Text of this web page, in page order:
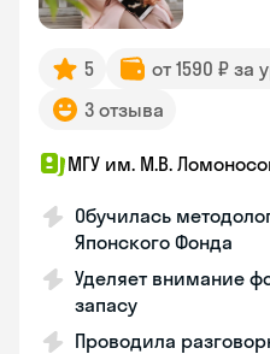
5 от 1590 ₽ за
3 отзыва
МГУ им. М.В.
Обучилась
Японского Фонда
Уделяет внимание
запасу
Проводила